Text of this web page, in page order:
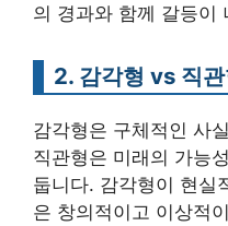
의 경과와 함께 갈등이
2. 감각형 vs 직관
감각형은 구체적인 사
직관형은 미래의 가능
둡니다. 감각형이 현실
은 창의적이고 이상적